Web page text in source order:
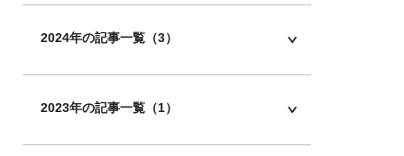
2024年の記事一覧（3）
2023年の記事一覧（1）